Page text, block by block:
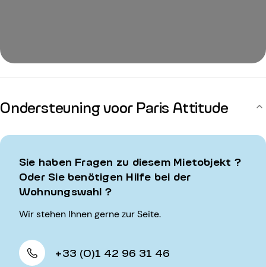
Ondersteuning voor Paris Attitude
Sie haben Fragen zu diesem Mietobjekt ?
Oder Sie benötigen Hilfe bei der
Wohnungswahl ?
Wir stehen Ihnen gerne zur Seite.
+33 (0)1 42 96 31 46